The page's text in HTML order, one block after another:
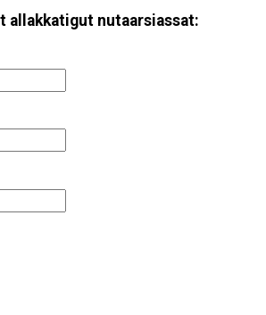
allakkatigut nutaarsiassat: